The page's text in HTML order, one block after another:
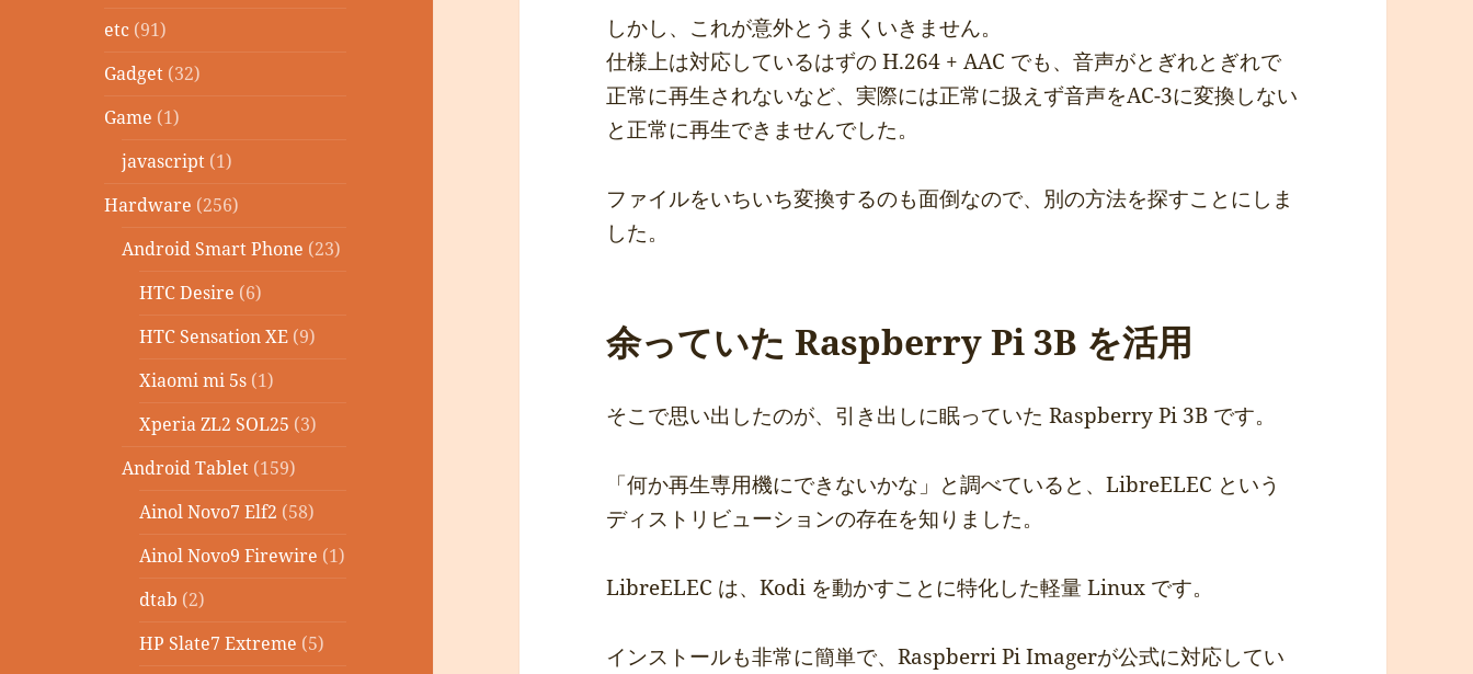
etc (91)
Gadget (32)
Game (1)
javascript (1)
Hardware (256)
Android Smart Phone (23)
HTC Desire (6)
HTC Sensation XE (9)
Xiaomi mi 5s (1)
Xperia ZL2 SOL25 (3)
Android Tablet (159)
Ainol Novo7 Elf2 (58)
Ainol Novo9 Firewire (1)
dtab (2)
HP Slate7 Extreme (5)
しかし、これが意外とうまくいきません。
仕様上は対応しているはずの H.264 + AAC でも、音声がとぎれとぎれで
正常に再生されないなど、実際には正常に扱えず音声をAC-3に変換しない
と正常に再生できませんでした。
ファイルをいちいち変換するのも面倒なので、別の方法を探すことにしま
した。
余っていた Raspberry Pi 3B を活用
そこで思い出したのが、引き出しに眠っていた Raspberry Pi 3B です。
「何か再生専用機にできないかな」と調べていると、LibreELEC という
ディストリビューションの存在を知りました。
LibreELEC は、Kodi を動かすことに特化した軽量 Linux です。
インストールも非常に簡単で、Raspberri Pi Imagerが公式に対応してい